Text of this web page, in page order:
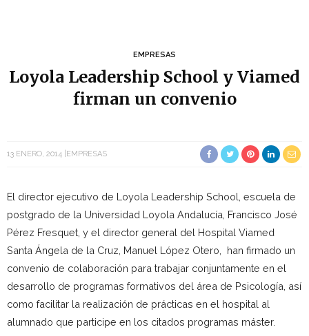
EMPRESAS
Loyola Leadership School y Viamed
firman un convenio
13 ENERO, 2014 EMPRESAS
El director ejecutivo de Loyola Leadership School, escuela de
postgrado de la Universidad Loyola Andalucía, Francisco José
Pérez Fresquet, y el director general del Hospital Viamed
Santa Ángela de la Cruz, Manuel López Otero, han firmado un
convenio de colaboración para trabajar conjuntamente en el
desarrollo de programas formativos del área de Psicología, así
como facilitar la realización de prácticas en el hospital al
alumnado que participe en los citados programas máster.